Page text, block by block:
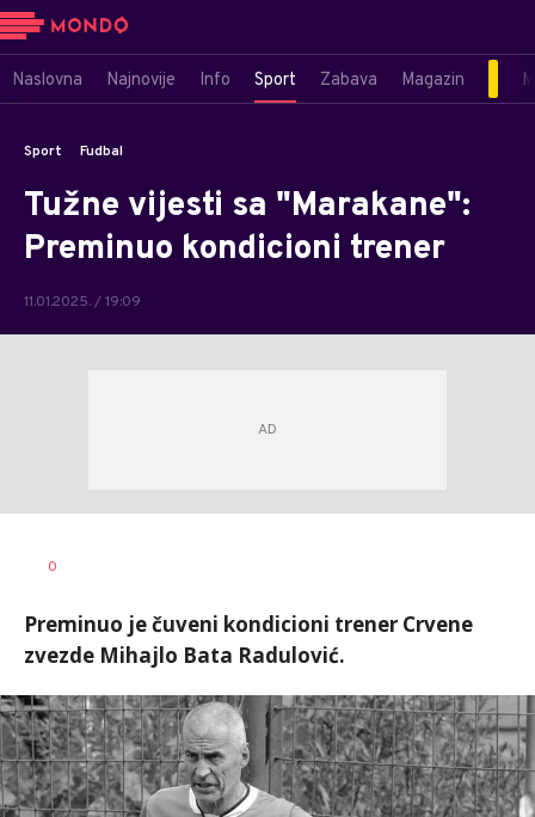
Naslovna Najnovije Info Sport Zabava Magazin
Sport Fudbal
Tužne vijesti sa "Marakane":
Preminuo kondicioni trener
11.01.2025. / 19:09
AUTOR
0
Preminuo je čuveni kondicioni trener Crvene
zvezde Mihajlo Bata Radulović.